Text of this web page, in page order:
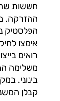
חששות
ההזרקה.
הפלסטיק
אימצו
רואים
משלימה
בינוני.
קבלן